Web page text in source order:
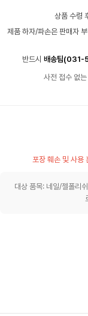
상품 수령
제품 하자/파손은 판매자 부
반드시 배송팀
사전 접수 없
포장 훼손 및 사용
대상 품목: 네일/젤폴리